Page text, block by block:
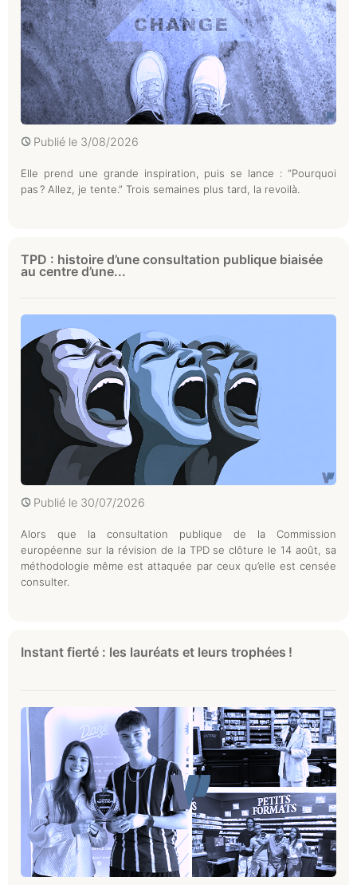
Publié le 3/08/2026
Elle prend une grande inspiration, puis se lance : “Pourquoi
pas ? Allez, je tente.” Trois semaines plus tard, la revoilà.
TPD : histoire d’une consultation publique biaisée
au centre d’une...
Publié le 30/07/2026
Alors que la consultation publique de la Commission
européenne sur la révision de la TPD se clôture le 14 août, sa
méthodologie même est attaquée par ceux qu’elle est censée
consulter.
Instant fierté : les lauréats et leurs trophées !